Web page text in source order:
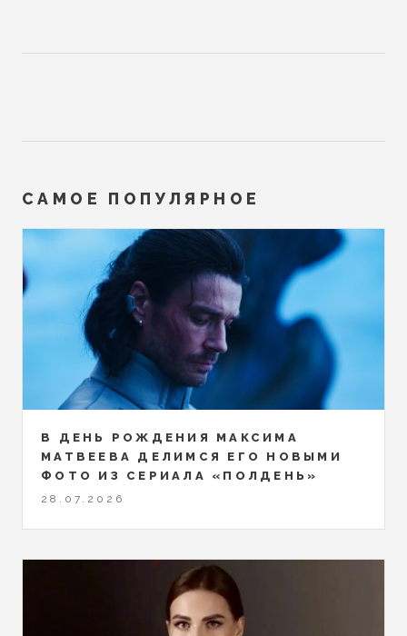
САМОЕ ПОПУЛЯРНОЕ
В ДЕНЬ РОЖДЕНИЯ МАКСИМА
МАТВЕЕВА ДЕЛИМСЯ ЕГО НОВЫМИ
ФОТО ИЗ СЕРИАЛА «ПОЛДЕНЬ»
28.07.2026